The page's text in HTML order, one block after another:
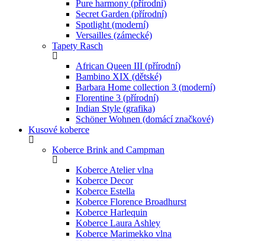
Pure harmony (přírodní)
Secret Garden (přírodní)
Spotlight (moderní)
Versailles (zámecké)
Tapety Rasch
African Queen III (přírodní)
Bambino XIX (dětské)
Barbara Home collection 3 (moderní)
Florentine 3 (přírodní)
Indian Style (grafika)
Schöner Wohnen (domácí značkové)
Kusové koberce
Koberce Brink and Campman
Koberce Atelier vlna
Koberce Decor
Koberce Estella
Koberce Florence Broadhurst
Koberce Harlequin
Koberce Laura Ashley
Koberce Marimekko vlna